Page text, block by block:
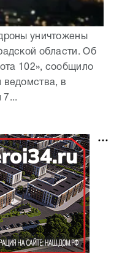
уничтожены
области. Об
102», сообщило
в
7...